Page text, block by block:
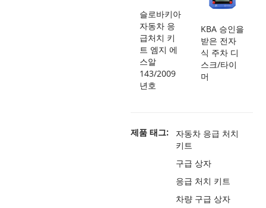
슬로바키아
자동차 응
급처치 키
트 엠지 에
스알
143/2009
년호
KBA 승인을
받은 전자
식 주차 디
스크/타이
머
제품 태그:
자동차 응급 처치
키트
구급 상자
응급 처치 키트
차량 구급 상자